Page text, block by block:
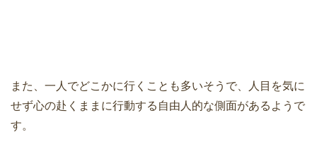
また、一人でどこかに行くことも多いそうで、人目を気に
せず心の赴くままに行動する自由人的な側面があるようで
す。